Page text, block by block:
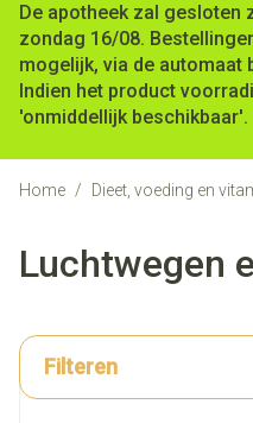
De apotheek zal gesloten
zondag 16/08.
mogelijk, via de automaat
Indien het product
'onmiddellijk beschikbaar'.
Home / Dieet, voeding en
Luchtwegen
Filteren